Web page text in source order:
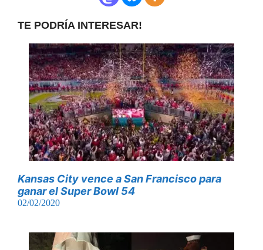
TE PODRÍA INTERESAR!
Kansas City vence a San Francisco para
ganar el Super Bowl 54
02/02/2020